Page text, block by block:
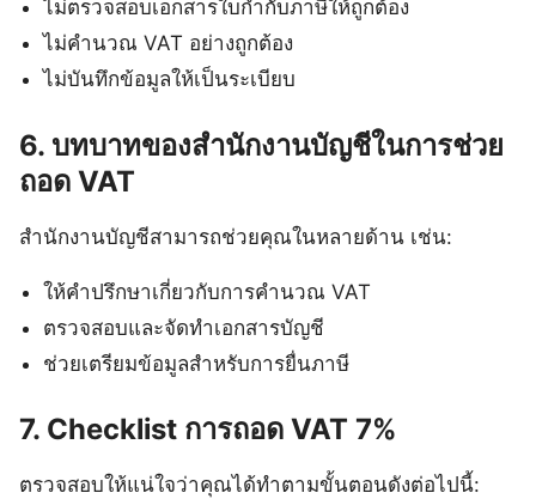
ไม่ตรวจสอบเอกสารใบกำกับภาษีให้ถูกต้อง
ไม่คำนวณ VAT อย่างถูกต้อง
ไม่บันทึกข้อมูลให้เป็นระเบียบ
6. บทบาทของสำนักงานบัญชีในการช่วย
ถอด VAT
สำนักงานบัญชีสามารถช่วยคุณในหลายด้าน เช่น:
ให้คำปรึกษาเกี่ยวกับการคำนวณ VAT
ตรวจสอบและจัดทำเอกสารบัญชี
ช่วยเตรียมข้อมูลสำหรับการยื่นภาษี
7. Checklist การถอด VAT 7%
ตรวจสอบให้แน่ใจว่าคุณได้ทำตามขั้นตอนดังต่อไปนี้: